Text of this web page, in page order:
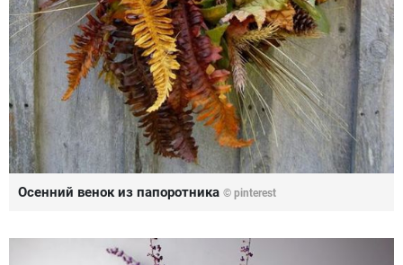
Осенний венок из папоротника © pinterest